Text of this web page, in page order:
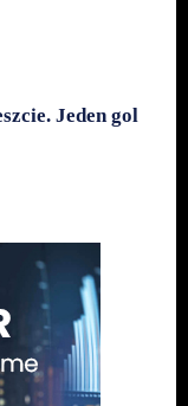
Jeden gol